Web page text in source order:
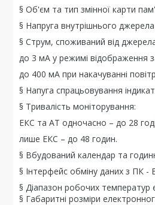
§ Об'єм та тип змінної карти
§ Напруга внутрішнього
§ Струм, споживаний від
до 3 мА у режимі відображення
до 400 мА при накачуванні
§ Напуга спрацьовування
§ Тривалість моніторування:
ЕКС та АТ одночасно – до 28
лише ЕКС – до 48 годин.
§ Вбудований календар та
§ Інтерфейс обміну даних з ПК -
§ Діапазон робочих температур
§ Габаритні розміри